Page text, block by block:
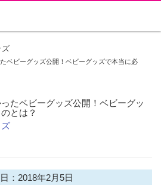
ズ
ベビーグッズ公開！ベビーグッズで本当に必
たベビーグッズ公開！ベビーグッ
とは？
：2018年2月5日